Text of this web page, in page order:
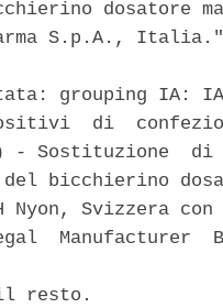
dosatore
S.p.A.,
grouping IA:
di
- Sostituzione
bicchierino
Nyon, Svizzera
Manufacturer
resto.